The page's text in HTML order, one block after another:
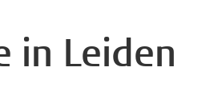
in Leiden